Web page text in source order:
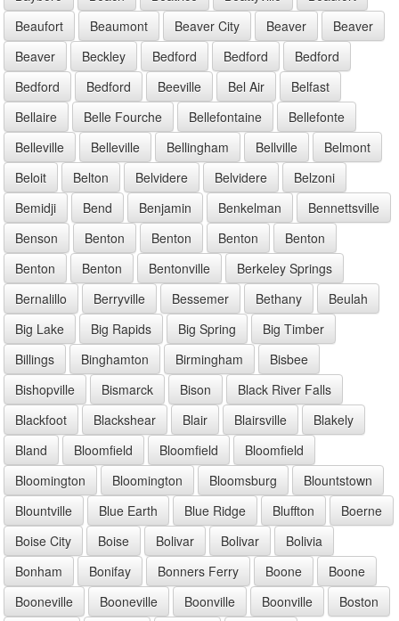
Beaufort
Beaumont Beaver City Beaver
Beaver
Beaver
Beckley Bedford Bedford
Bedford
Bedford
Bedford Beeville Bel Air
Belfast
Bellaire
Belle Fourche Bellefontaine
Bellefonte
Belleville
Belleville Bellingham Bellville
Belmont
Beloit
Belton Belvidere Belvidere
Belzoni
Bemidji
Bend Benjamin Benkelman
Bennettsville
Benson
Benton Benton Benton
Benton
Benton
Benton Bentonville
Berkeley Springs
Bernalillo
Berryville Bessemer Bethany
Beulah
Big Lake
Big Rapids Big Spring
Big Timber
Billings
Binghamton Birmingham
Bisbee
Bishopville
Bismarck Bison
Black River Falls
Blackfoot
Blackshear Blair Blairsville
Blakely
Bland
Bloomfield Bloomfield
Bloomfield
Bloomington
Bloomington Bloomsburg
Blountstown
Blountville
Blue Earth Blue Ridge Bluffton
Boerne
Boise City
Boise Bolivar Bolivar
Bolivia
Bonham
Bonifay Bonners Ferry Boone
Boone
Booneville
Booneville Boonville Boonville
Boston